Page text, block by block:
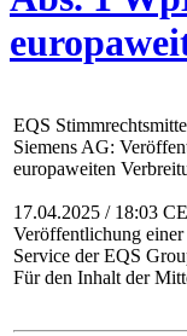
EQS
Siemens AG:
europaweiten
17.04.2025 / 18:03
Veröffentlichung
Service der EQS
Für den Inhalt der